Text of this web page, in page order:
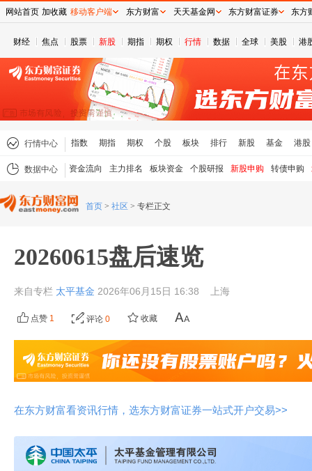
财经 焦点 股票 新股 期指 期权 行情 数据 全球 美股 港
行情中心 指数 期指 期权 个股 板块 排行 新股 基金 港股
数据中心 资金流向 主力排名 板块资金 个股研报 新股申购 转债申购
首页 > 社区 > 专栏正文
20260615盘后速览
来自专栏 太平基金 2026年06月15日 16:38 上海
点赞 1 评论 0 收藏
在东方财富看资讯行情，选东方财富证券一站式开户交易>>
网站首页 加收藏 移动客户端 东方财富 天天基金网 东方财富证券 东方